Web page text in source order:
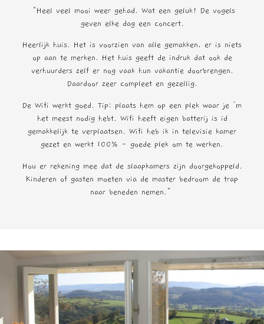
“Heel veel mooi weer gehad. Wat een geluk! De vogels
geven elke dag een concert.
Heerlijk huis. Het is voorzien van alle gemakken, er is niets
op aan te merken. Het huis geeft de indruk dat ook de
verhuurders zelf er nog vaak hun vakantie doorbrengen.
Daardoor zeer compleet en gezellig.
De Wifi werkt goed. Tip: plaats hem op een plek waar je 'm
het meest nodig hebt. Wifi heeft eigen batterij is id
gemakkelijk te verplaatsen. Wifi heb ik in televisie kamer
gezet en werkt 100% - goede plek om te werken.
Hou er rekening mee dat de slaapkamers zijn doorgekoppeld.
Kinderen of gasten moeten via de master bedroom de trap
naar beneden nemen.”